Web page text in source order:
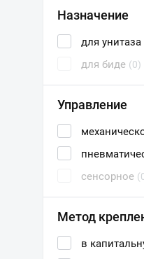
Назначение
для унитаза
для биде (0)
Управление
сенсорное
Метод
в